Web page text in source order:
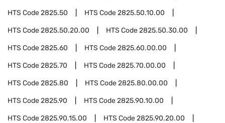
HTS Code2825.50 HTS Code2825.50.10.00
HTS Code2825.50.20.00 HTS Code2825.50.30.00
HTS Code2825.60 HTS Code2825.60.00.00
HTS Code2825.70 HTS Code2825.70.00.00
HTS Code2825.80 HTS Code2825.80.00.00
HTS Code2825.90 HTS Code2825.90.10.00
HTS Code2825.90.15.00 HTS Code2825.90.20.00